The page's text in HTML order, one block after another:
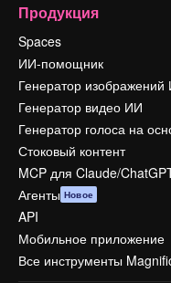
Продукция
Spaces
ИИ-помощник
Генератор изображений
Генератор видео ИИ
Генератор голоса на
Стоковый контент
MCP для Claude/
Агенты Новое
API
Мобильное приложение
Все инструменты